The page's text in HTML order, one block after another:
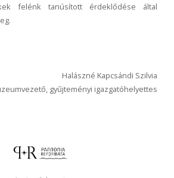
felénk tanúsított érdeklődése által
Halászné Kapcsándi Szilvia
gyűjteményi igazgatóhelyettes